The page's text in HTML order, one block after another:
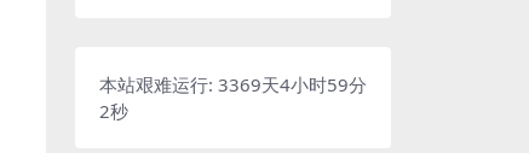
本站艰难运行: 3369天4小时59分
3秒